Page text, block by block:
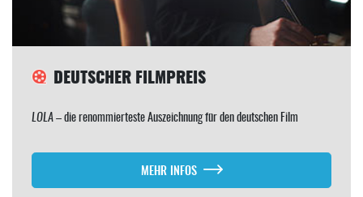
DEUTSCHER FILMPREIS
LOLA– die renommierteste Auszeichnung für den deutschen Film
MEHR INFOS